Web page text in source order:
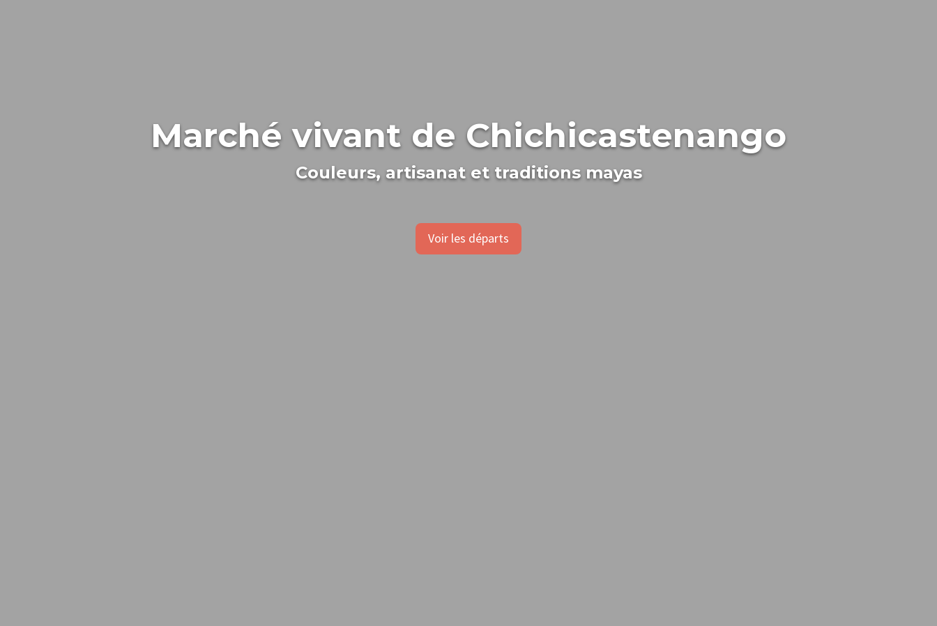
Marché vivant de Chichicastenango
Couleurs, artisanat et traditions mayas
Voir les départs